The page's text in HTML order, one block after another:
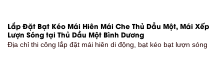
Lắp Đặt Bạt Kéo Mái Hiên Mái Che Thủ Dầu Một, Mái Xếp
Lượn Sóng tại Thủ Dầu Một Bình Dương
Địa chỉ thi công lắp đặt mái hiên di động, bạt kéo bạt lượn sóng